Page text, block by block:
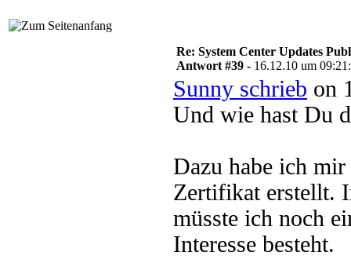
Re: System Center Updates
Antwort #39 - 16.12.10 um
Sunny schrieb on
Und wie hast Du
Dazu habe ich
Zertifikat erstellt.
müsste ich noch
Interesse besteht.